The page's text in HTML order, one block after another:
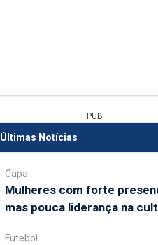
PUB
Últimas Notícias
Capa
Mulheres com forte
mas pouca liderança na
Futebol